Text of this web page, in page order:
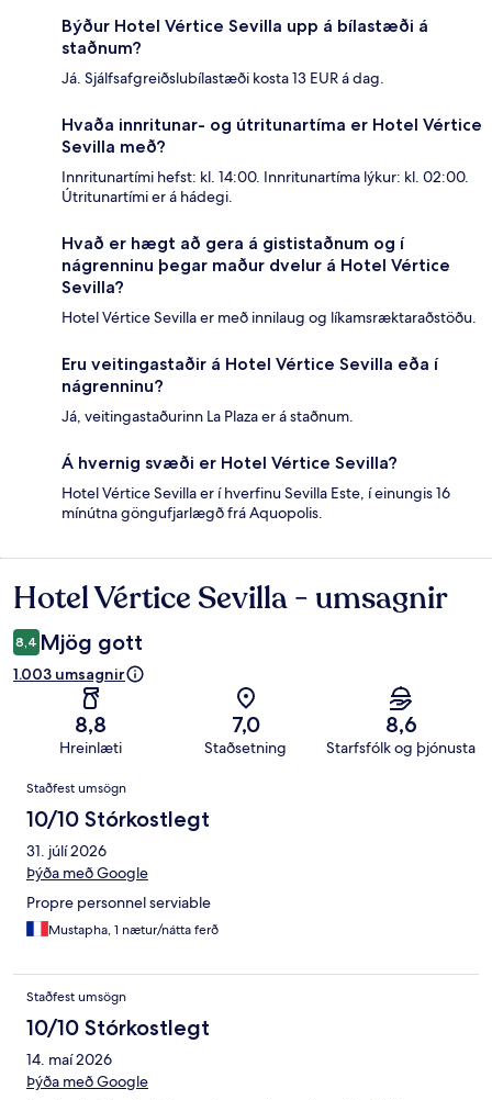
Býður Hotel Vértice Sevilla upp á bílastæði á
staðnum?
Já. Sjálfsafgreiðslubílastæði kosta 13 EUR á dag.
Hvaða innritunar- og útritunartíma er Hotel Vértice
Sevilla með?
Innritunartími hefst: kl. 14:00. Innritunartíma lýkur: kl. 02:00.
Útritunartími er á hádegi.
Hvað er hægt að gera á gististaðnum og í
nágrenninu þegar maður dvelur á Hotel Vértice
Sevilla?
Hotel Vértice Sevilla er með innilaug og líkamsræktaraðstöðu.
Eru veitingastaðir á Hotel Vértice Sevilla eða í
nágrenninu?
Já, veitingastaðurinn La Plaza er á staðnum.
Á hvernig svæði er Hotel Vértice Sevilla?
Hotel Vértice Sevilla er í hverfinu Sevilla Este, í einungis 16
mínútna göngufjarlægð frá Aquopolis.
Umsagnir
Hotel Vértice Sevilla - umsagnir
8,4 Mjög gott
1.003 umsagnir
8,8
Hreinlæti
7,0
Staðsetning
8,6
Starfsfólk og þjónusta
Umsagnir
Staðfest umsögn
10/10 Stórkostlegt
31. júlí 2026
Þýða með Google
Propre personnel serviable
Mustapha, 1 nætur/nátta ferð
Staðfest umsögn
10/10 Stórkostlegt
14. maí 2026
Þýða með Google